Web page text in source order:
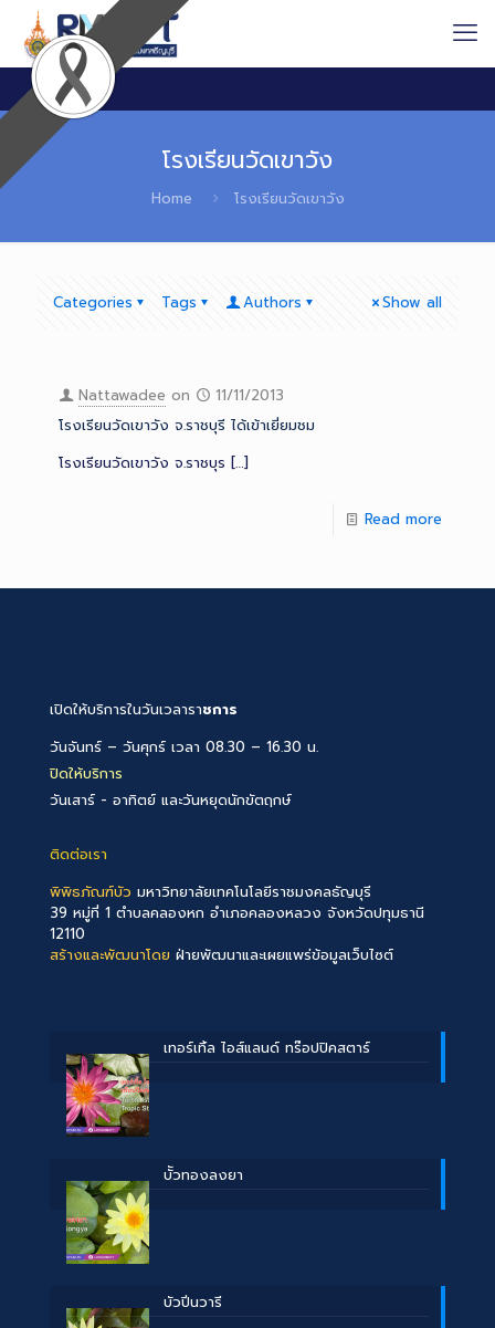
โรงเรียนวัดเขาวัง
Home โรงเรียนวัดเขาวัง
Categories Tags Authors Show all
Nattawadee on
11/11/2013
โรงเรียนวัดเขาวัง จ.ราชบุรี ได้เข้าเยี่ยมชม
โรงเรียนวัดเขาวัง จ.ราชบุร […]
Read more
เปิดให้บริการในวันเวลาราชการ
วันจันทร์ – วันศุกร์ เวลา 08.30 – 16.30 น.
ปิดให้บริการ
วันเสาร์ - อาทิตย์ และวันหยุดนักขัตฤกษ์
ติดต่อเรา
พิพิธภัณฑ์บัว มหาวิทยาลัยเทคโนโลยีราชมงคลธัญบุรี
39 หมู่ที่ 1 ตำบลคลองหก อำเภอคลองหลวง จังหวัดปทุมธานี
12110
สร้างและพัฒนาโดย ฝ่ายพัฒนาและเผยแพร่ข้อมูลเว็บไซต์
เทอร์เทิ้ล ไอส์แลนด์ ทร๊อปปิคสตาร์
บััวทองลงยา
บัวปิ่นวารี